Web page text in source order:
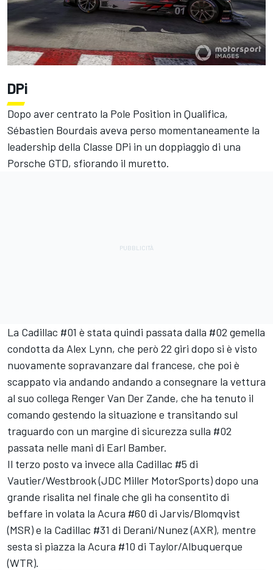
DPi
Dopo aver centrato la Pole Position in Qualifica,
Sébastien Bourdais aveva perso momentaneamente la
leadership della Classe DPi in un doppiaggio di una
Porsche GTD, sfiorando il muretto.
La Cadillac #01 è stata quindi passata dalla #02 gemella
condotta da Alex Lynn, che però 22 giri dopo si è visto
nuovamente sopravanzare dal francese, che poi è
scappato via andando andando a consegnare la vettura
al suo collega Renger Van Der Zande, che ha tenuto il
comando gestendo la situazione e transitando sul
traguardo con un margine di sicurezza sulla #02
passata nelle mani di Earl Bamber.
Il terzo posto va invece alla Cadillac #5 di
Vautier/Westbrook (JDC Miller MotorSports) dopo una
grande risalita nel finale che gli ha consentito di
beffare in volata la Acura #60 di Jarvis/Blomqvist
(MSR) e la Cadillac #31 di Derani/Nunez (AXR), mentre
sesta si piazza la Acura #10 di Taylor/Albuquerque
(WTR).